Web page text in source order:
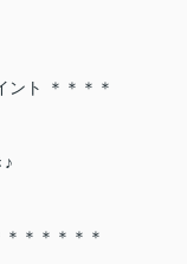
ト ＊＊＊＊
＊＊＊＊＊